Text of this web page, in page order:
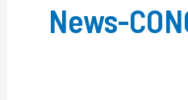
News-